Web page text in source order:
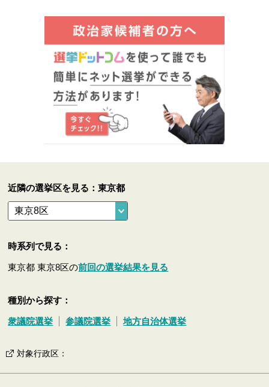
近隣の選挙区を見る：東京都
時系列で見る：
東京都 東京8区の前回の選挙結果を見る
種別から探す：
衆議院選挙 参議院選挙 地方自治体選挙
対象行政区 ：